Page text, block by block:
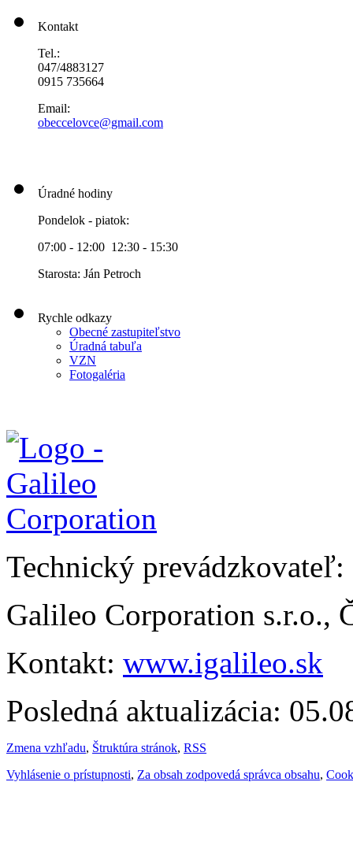
Kontakt
Tel.:
047/4883127
0915 735664
Email:
obeccelovce@gmail.com
Úradné hodiny
Pondelok - piatok:
07:00 - 12:00 12:30 - 15:30
Starosta: Ján Petroch
Rychle odkazy
Obecné zastupiteľstvo
Úradná tabuľa
VZN
Fotogaléria
Technický prevádzkovateľ:
Galileo Corporation s.r.o.,
Kontakt: www.igalileo.sk
Posledná aktualizácia:
Zmena vzhľadu, Štruktúra stránok, RSS
Vyhlásenie o prístupnosti, Za obsah zodpovedá správca obsahu,